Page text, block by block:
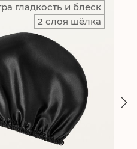
гладкость и блеск
2 слоя шёлка